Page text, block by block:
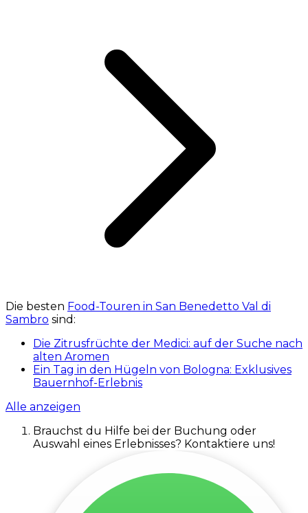
Die besten Food-Touren in San Benedetto Val di
Sambro sind:
Die Zitrusfrüchte der Medici: auf der Suche nach
alten Aromen
Ein Tag in den Hügeln von Bologna: Exklusives
Bauernhof-Erlebnis
Alle anzeigen
Brauchst du Hilfe bei der Buchung oder
Auswahl eines Erlebnisses? Kontaktiere uns!